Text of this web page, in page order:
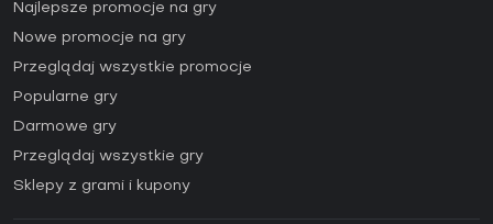
Najlepsze promocje na gry
Nowe promocje na gry
Przeglądaj wszystkie promocje
Popularne gry
Darmowe gry
Przeglądaj wszystkie gry
Sklepy z grami i kupony